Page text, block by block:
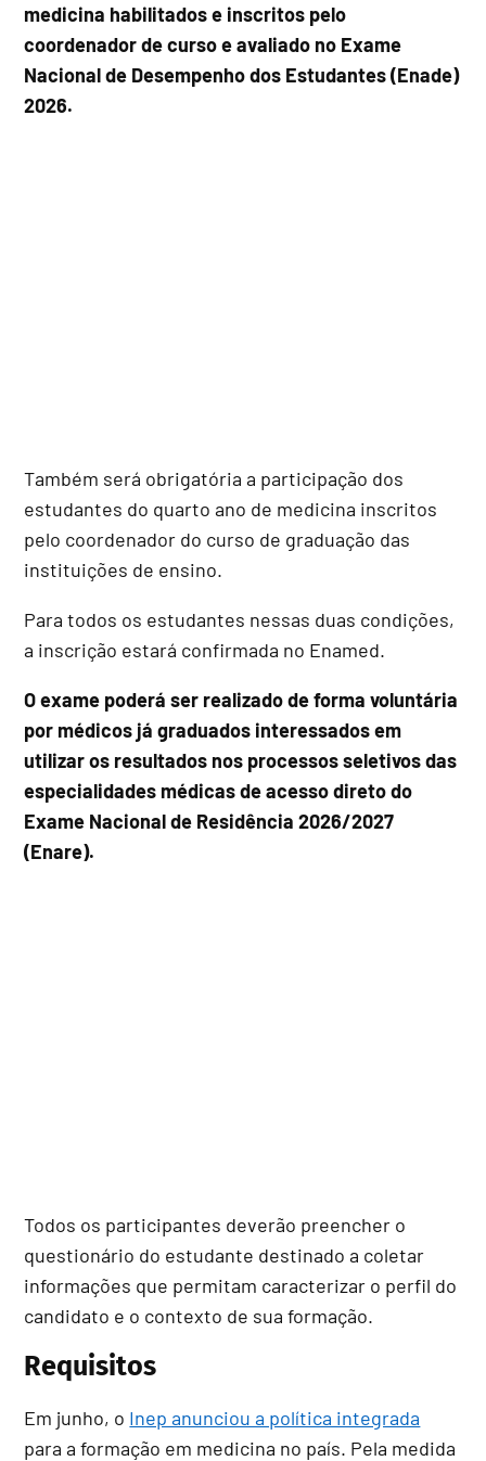
medicina habilitados e inscritos pelo
coordenador de curso e avaliado no Exame
Nacional de Desempenho dos Estudantes (Enade)
2026.
Também será obrigatória a participação dos
estudantes do quarto ano de medicina inscritos
pelo coordenador do curso de graduação das
instituições de ensino.
Para todos os estudantes nessas duas condições,
a inscrição estará confirmada no Enamed.
O exame poderá ser realizado de forma voluntária
por médicos já graduados interessados em
utilizar os resultados nos processos seletivos das
especialidades médicas de acesso direto do
Exame Nacional de Residência 2026/2027
(Enare).
Todos os participantes deverão preencher o
questionário do estudante destinado a coletar
informações que permitam caracterizar o perfil do
candidato e o contexto de sua formação.
Requisitos
Em junho, o Inep anunciou a política integrada
para a formação em medicina no país. Pela medida